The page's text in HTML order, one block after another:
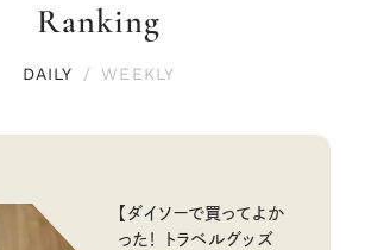
Ranking
DAILY / WEEKLY
【ダイソーで買ってよか
った！ トラベルグッズ